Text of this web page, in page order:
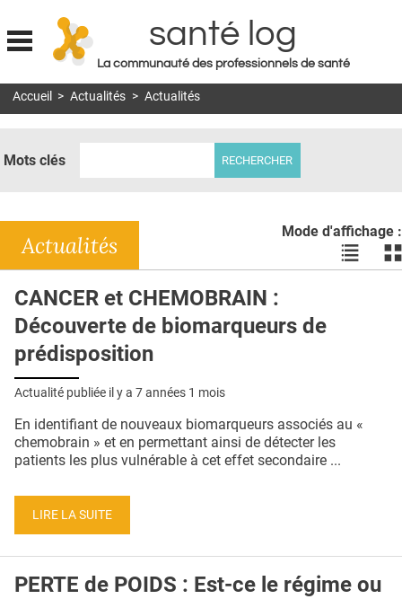
Jump to navigation
santé log
La communauté des professionnels de santé
MON COMPTE
DOSSIERS
RÉSEAUX
E-REVUE SAD
L'APP
PUBLICITÉ
CONTACT
Accueil > Actualités > Actualités
Mots clés
Mode d'affichage :
Voir
les
les
Actualités
CANCER et CHEMOBRAIN :
Découverte de biomarqueurs de
prédisposition
Actualité publiée il y a 7 années 1 mois
En identifiant de nouveaux biomarqueurs associés au «
chemobrain » et en permettant ainsi de détecter les
patients les plus vulnérable à cet effet secondaire ...
LIRE LA SUITE
PERTE de POIDS : Est-ce le régime ou